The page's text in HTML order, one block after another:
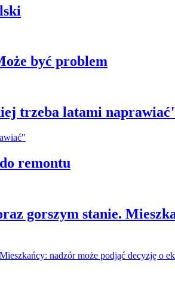
być problem
trzeba latami
remontu
gorszym stanie.